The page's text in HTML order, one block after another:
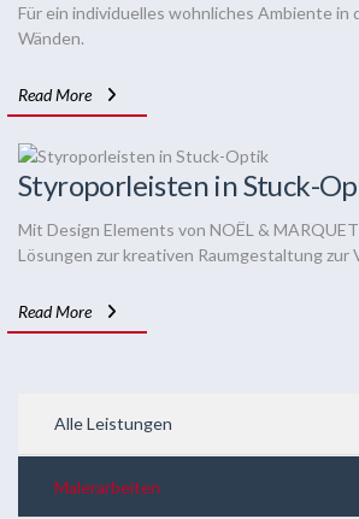
Für ein individuelles wohnliches Ambiente in
Wänden.
Read More
Styroporleisten in Stuck-
Mit Design Elements von NOËL &
Lösungen zur kreativen Raumgestaltung zur
Read More
Alle Leistungen
Malerarbeiten